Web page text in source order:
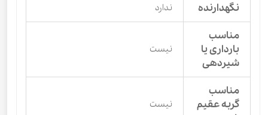
نگهدارنده ندارد
مناسب
بارداری یا
شیردهی
نیست
مناسب
گربه عقیم
نیست